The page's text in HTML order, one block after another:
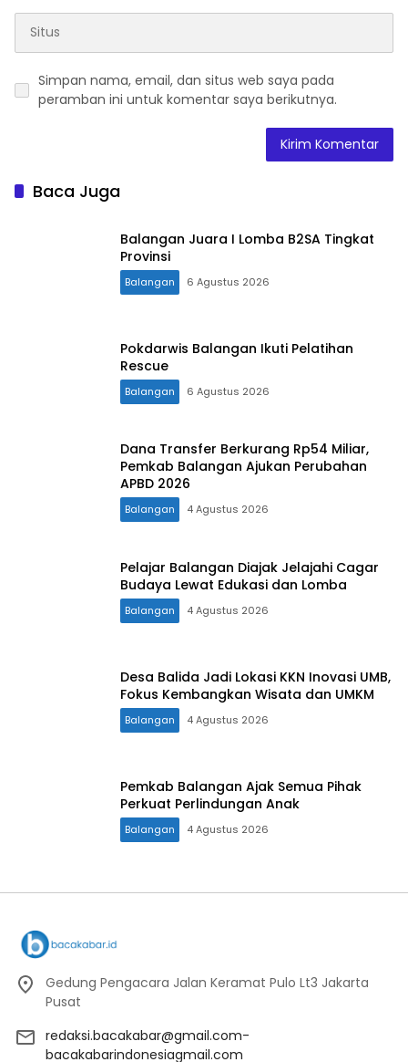
Simpan nama, email, dan situs web saya pada
peramban ini untuk komentar saya berikutnya.
Baca Juga
Balangan Juara I Lomba B2SA Tingkat
Provinsi
Balangan 6 Agustus 2026
Pokdarwis Balangan Ikuti Pelatihan
Rescue
Balangan 6 Agustus 2026
Dana Transfer Berkurang Rp54 Miliar,
Pemkab Balangan Ajukan Perubahan
APBD 2026
Balangan 4 Agustus 2026
Pelajar Balangan Diajak Jelajahi Cagar
Budaya Lewat Edukasi dan Lomba
Balangan 4 Agustus 2026
Desa Balida Jadi Lokasi KKN Inovasi UMB,
Fokus Kembangkan Wisata dan UMKM
Balangan 4 Agustus 2026
Pemkab Balangan Ajak Semua Pihak
Perkuat Perlindungan Anak
Balangan 4 Agustus 2026
Gedung Pengacara Jalan Keramat Pulo Lt3 Jakarta
Pusat
redaksi.bacakabar@gmail.com-
bacakabarindonesiagmail.com